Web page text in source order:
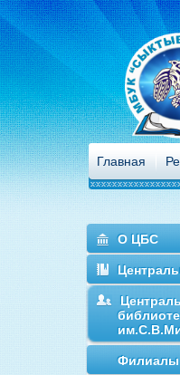
Главная
О ЦБС